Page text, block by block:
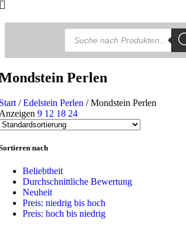
Products
search
Perlen
/ Edelstein Perlen / Mondstein Perlen
9 12 18 24
nach
Beliebtheit
Durchschnittliche Bewertung
Neuheit
Preis: niedrig bis hoch
Preis: hoch bis niedrig